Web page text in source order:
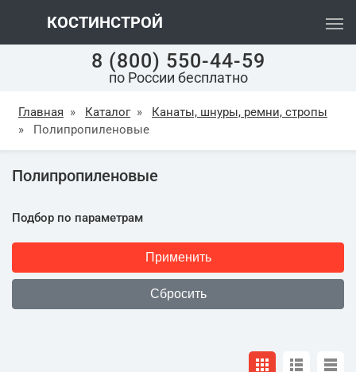
КОСТИНСТРОЙ
8 (800) 550-44-59
по России бесплатно
Главная » Каталог »
Канаты, шнуры, ремни, стропы
»
Полипропиленовые
Полипропиленовые
Подбор по параметрам